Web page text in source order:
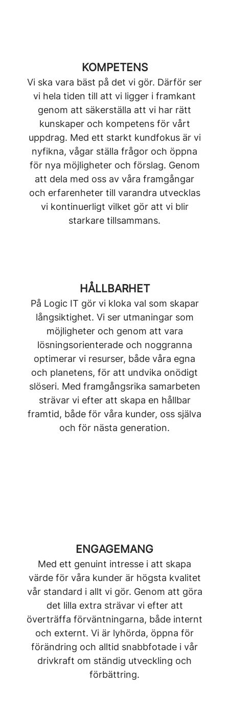
KOMPETENS
Vi ska vara bäst på det vi gör. Därför ser
vi hela tiden till att vi ligger i framkant
genom att säkerställa att vi har rätt
kunskaper och kompetens för vårt
uppdrag. Med ett starkt kundfokus är vi
nyfikna, vågar ställa frågor och öppna
för nya möjligheter och förslag. Genom
att dela med oss av våra framgångar
och erfarenheter till varandra utvecklas
vi kontinuerligt vilket gör att vi blir
starkare tillsammans.
HÅLLBARHET
På Logic IT gör vi kloka val som skapar
långsiktighet. Vi ser utmaningar som
möjligheter och genom att vara
lösningsorienterade och noggranna
optimerar vi resurser, både våra egna
och planetens, för att undvika onödigt
slöseri. Med framgångsrika samarbeten
strävar vi efter att skapa en hållbar
framtid, både för våra kunder, oss själva
och för nästa generation.
ENGAGEMANG
Med ett genuint intresse i att skapa
värde för våra kunder är högsta kvalitet
vår standard i allt vi gör. Genom att göra
det lilla extra strävar vi efter att
överträffa förväntningarna, både internt
och externt. Vi är lyhörda, öppna för
förändring och alltid snabbfotade i vår
drivkraft om ständig utveckling och
förbättring.